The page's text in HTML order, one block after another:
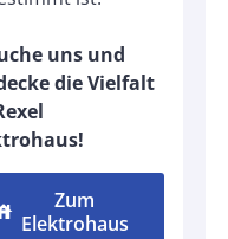
uns und
die Vielfalt
Zum
Elektrohaus